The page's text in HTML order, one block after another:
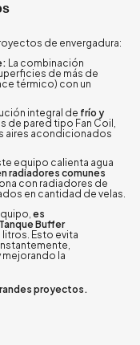
de envergadura:
La combinación
de más de
térmico) con un
integral de frío y
pared tipo Fan Coil,
aires acondicionados
equipo calienta agua
radiadores comunes
con radiadores de
en cantidad de velas.
es
Buffer
Esto evita
mejorando la
proyectos.